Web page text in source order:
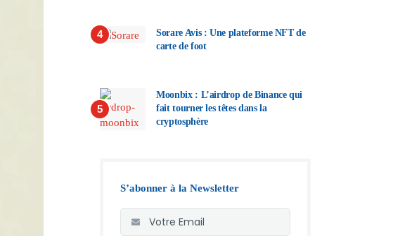
4
Sorare Avis : Une plateforme NFT de
carte de foot
5
Moonbix : L’airdrop de Binance qui
fait tourner les têtes dans la
cryptosphère
S’abonner à la Newsletter